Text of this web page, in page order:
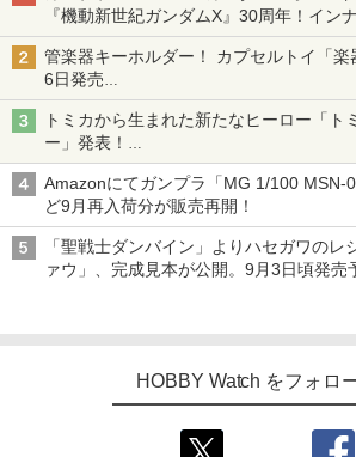
『機動新世紀ガンダムX』30周年！イン
変形機構まで再現し最新フォーマットで
管楽器キーホルダー！ カプセルトイ「楽
6日発売
チューバ、テナサクなど5種各3色
トミカから生まれた新たなヒーロー「ト
ー」発表！
詳細は後日公開予定
Amazonにてガンプラ「MG 1/100 MSN-
ど9月再入荷分が販売再開！
「聖戦士ダンバイン」よりハセガワのレ
ァウ」、完成見本が公開。9月3日頃発売
HOBBY Watch をフォロ